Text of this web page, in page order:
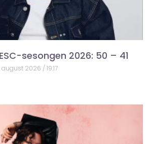
sesongen 2026: 50 – 41
august 2026 19:17